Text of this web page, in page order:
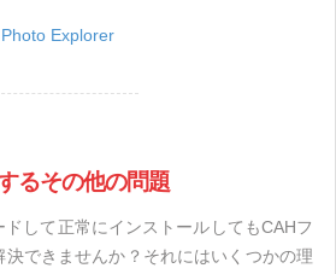
Explorer
るその他の問題
して正常にインストールしてもCAHフ
決できませんか？それにはいくつかの理